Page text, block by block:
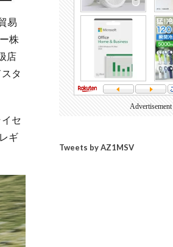
易
株
店
タ
セ
ギ
Advertisement
Tweets by AZ1MSV